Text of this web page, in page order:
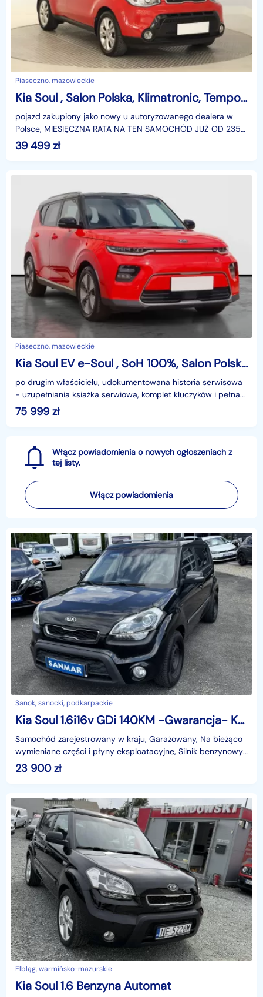
Piaseczno, mazowieckie
Kia Soul , Salon Polska, Klimatronic, Tempomat
pojazd zakupiony jako nowy u autoryzowanego dealera w
Polsce, MIESIĘCZNA RATA NA TEN SAMOCHÓD JUŻ OD 235
PLN*Podana w ogłoszeniu lokalizacja pojazdu jest aktua
39 499 zł
Piaseczno, mazowieckie
Kia Soul EV e-Soul , SoH 100%, Salon Polska, Serwis ASO, Automat, Skóra, Navi,
po drugim właścicielu, udokumentowana historia serwisowa
- uzupełniania ksiażka serwiowa, komplet kluczyków i pełna
dokumentacja pokładowa, poprzedni właściciel
75 999 zł
Włącz powiadomienia o nowych ogłoszeniach z
tej listy.
Włącz powiadomienia
Sanok, sanocki, podkarpackie
Kia Soul 1.6i16v GDi 140KM -Gwarancja- Książki, Kamera, LEDy
Samochód zarejestrowany w kraju, Garażowany, Na bieżąco
wymieniane części i płyny eksploatacyjne, Silnik benzynowy
GDi 1.6i16v 140KM, Skrzynia manualna 6-biegow
23 900zł
Elbląg, warmińsko-mazurskie
Kia Soul 1.6 Benzyna Automat